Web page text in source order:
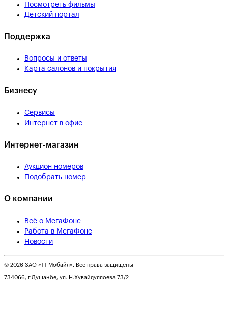
Посмотреть фильмы
Детский портал
Поддержка
Вопросы и ответы
Карта салонов и покрытия
Бизнесу
Сервисы
Интернет в офис
Интернет-магазин
Аукцион номеров
Подобрать номер
О компании
Всё о МегаФоне
Работа в МегаФоне
Новости
© 2026 ЗАО «ТТ-Мобайл». Все права защищены
734066, г.Душанбе, ул. Н.Хувайдуллоева 73/2